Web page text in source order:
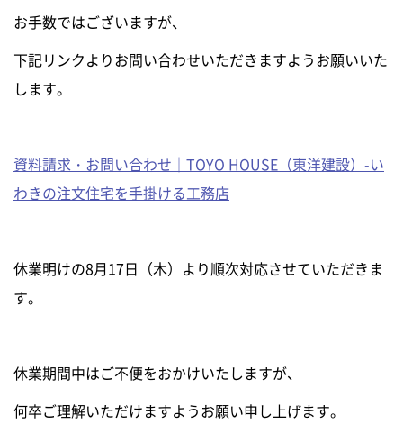
イベント情報
お手数ではございますが、
下記リンクよりお問い合わせいただきますようお願いいた
します。
資料請求・お問い合わせ｜TOYO HOUSE（東洋建設）-い
わきの注文住宅を手掛ける工務店
休業明けの8月17日（木）より順次対応させていただきま
す。
休業期間中はご不便をおかけいたしますが、
何卒ご理解いただけますようお願い申し上げます。